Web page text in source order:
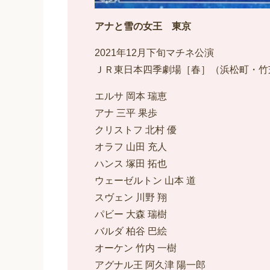
アナと雪の女王 東京
2021年12月下旬マチネ公演
ＪＲ東日本四季劇場［春］（浜松町・
エルサ 岡本 瑞恵
アナ 三平 果歩
クリストフ 北村 優
オラフ 山田 充人
ハンス 塚田 拓也
ウェーゼルトン 山本 道
スヴェン 川野 翔
パビー 大森 瑞樹
バルダ 柏谷 巴絵
オーケン 竹内 一樹
アグナル王 阿久津 陽一郎